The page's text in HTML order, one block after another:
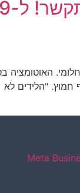
הסיוט של אנשי
האוטומציה
חמוץ. "הלידים לא